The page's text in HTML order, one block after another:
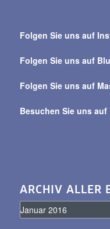
alle
Folgen Sie uns auf
Folgen Sie uns auf
Folgen Sie uns auf
Besuchen Sie uns auf
ARCHIV ALLER